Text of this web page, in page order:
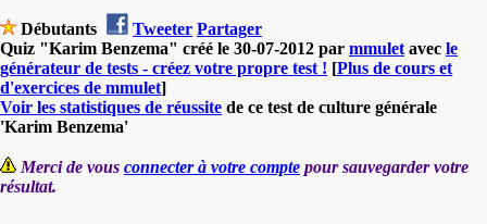
Débutants Tweeter Partager
Quiz "Karim Benzema" créé le 30-07-2012 par mmulet avec le
générateur de tests - créez votre propre test ! [Plus de cours et
d'exercices de mmulet]
Voir les statistiques de réussite de ce test de culture générale
'Karim Benzema'
Merci de vous connecter à votre compte pour sauvegarder votre
résultat.